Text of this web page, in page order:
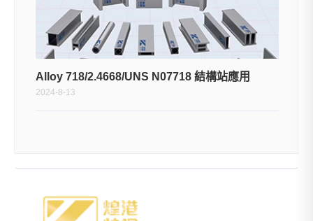
Alloy 718/2.4668/UNS N07718 結構站應用
2024-8-13